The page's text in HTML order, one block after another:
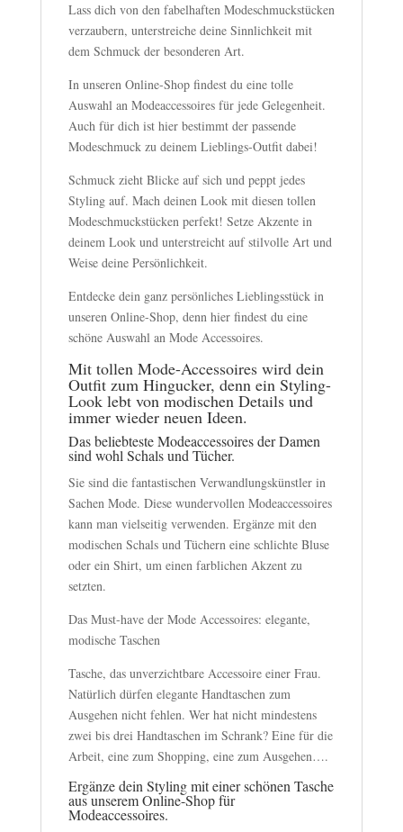
Lass dich von den fabelhaften Modeschmuckstücken
verzaubern, unterstreiche deine Sinnlichkeit mit
dem Schmuck der besonderen Art.
In unseren Online-Shop findest du eine tolle
Auswahl an Modeaccessoires für jede Gelegenheit.
Auch für dich ist hier bestimmt der passende
Modeschmuck zu deinem Lieblings-Outfit dabei!
Schmuck zieht Blicke auf sich und peppt jedes
Styling auf. Mach deinen Look mit diesen tollen
Modeschmuckstücken perfekt! Setze Akzente in
deinem Look und unterstreicht auf stilvolle Art und
Weise deine Persönlichkeit.
Entdecke dein ganz persönliches Lieblingsstück in
unseren Online-Shop, denn hier findest du eine
schöne Auswahl an Mode Accessoires.
Mit tollen Mode-Accessoires wird dein
Outfit zum Hingucker, denn ein Styling-
Look lebt von modischen Details und
immer wieder neuen Ideen.
Das beliebteste Modeaccessoires der Damen
sind wohl Schals und Tücher.
Sie sind die fantastischen Verwandlungskünstler in
Sachen Mode. Diese wundervollen Modeaccessoires
kann man vielseitig verwenden. Ergänze mit den
modischen Schals und Tüchern eine schlichte Bluse
oder ein Shirt, um einen farblichen Akzent zu
setzten.
Das Must-have der Mode Accessoires: elegante,
modische Taschen
Tasche, das unverzichtbare Accessoire einer Frau.
Natürlich dürfen elegante Handtaschen zum
Ausgehen nicht fehlen. Wer hat nicht mindestens
zwei bis drei Handtaschen im Schrank? Eine für die
Arbeit, eine zum Shopping, eine zum Ausgehen….
Ergänze dein Styling mit einer schönen Tasche
aus unserem Online-Shop für
Modeaccessoires.